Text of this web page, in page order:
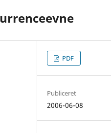
PDF
Publiceret
2006-06-08